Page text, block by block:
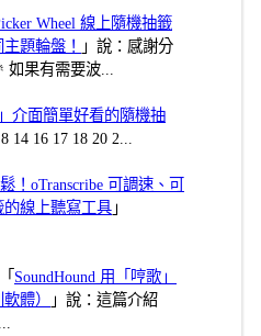
Wheel 線上隨機抽籤
題輪盤！
」說：感謝分
果有需要波...
介面簡單好看的隨機抽
14 16 17 18 20 2...
！oTranscribe 可調速、可
線上聽寫工具 」
SoundHound 用「哼歌」
體）
」說：這篇介紹